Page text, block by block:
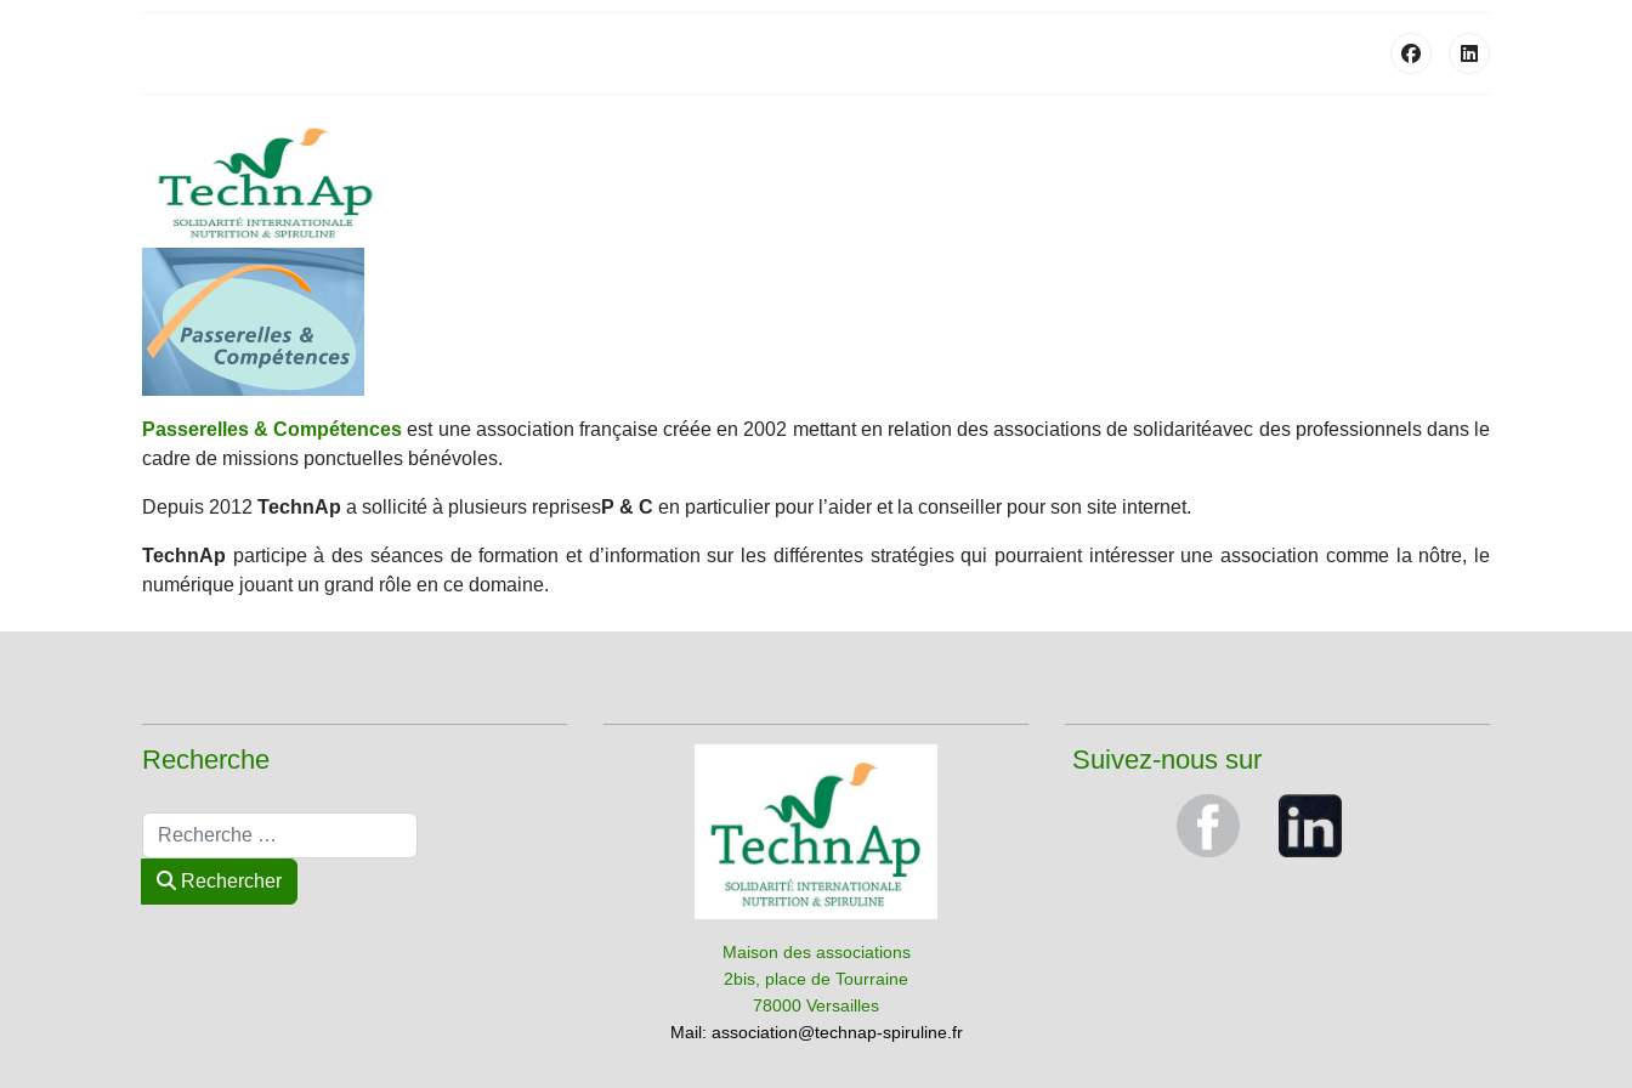
Passerelles & Compétencesest une association française créée en 2002 mettant en relation des associations de solidaritéavec des professionnels dans le
cadre de missions ponctuelles bénévoles.
Depuis 2012 TechnAp a sollicité à plusieurs reprisesP & C en particulier pour l’aider et la conseiller pour son site internet.
TechnAp participe à des séances de formation et d’information sur les différentes stratégies qui pourraient intéresser une association comme la nôtre, le
numérique jouant un grand rôle en ce domaine.
Recherche
Rechercher
Rechercher
Maison des associations
2bis, place de Tourraine
78000 Versailles
Mail: association@technap-spiruline.fr
Suivez-nous sur